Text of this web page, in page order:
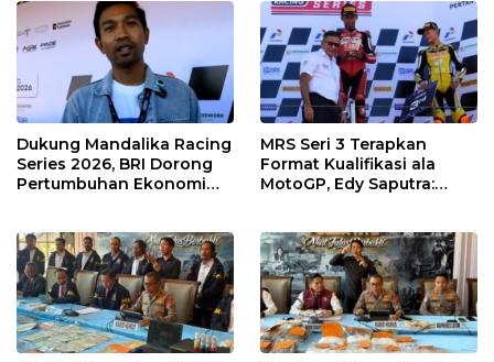
Dukung Mandalika Racing
Series 2026, BRI Dorong
Pertumbuhan Ekonomi
MRS Seri 3 Terapkan
Format Kualifikasi ala
MotoGP, Edy Saputra: